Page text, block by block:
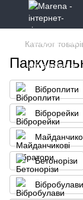
Каталог
Віброплити
Віброрейки
Бетонорізи
Вібробулави